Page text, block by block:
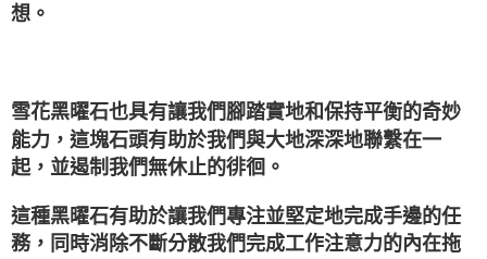
想。
雪花黑曜石也具有讓我們腳踏實地和保持平衡的奇妙
能力，這塊石頭有助於我們與大地深深地聯繫在一
起，並遏制我們無休止的徘徊。
這種黑曜石有助於讓我們專注並堅定地完成手邊的任
務，同時消除不斷分散我們完成工作注意力的內在拖